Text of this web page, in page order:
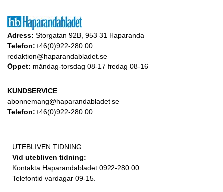
Adress: Storgatan 92B, 953 31 Haparanda
Telefon:+46(0)922-280 00
redaktion@haparandabladet.se
Öppet: måndag-torsdag 08-17 fredag 08-16
KUNDSERVICE
abonnemang@haparandabladet.se
Telefon:+46(0)922-280 00
UTEBLIVEN TIDNING
Vid utebliven tidning:
Kontakta Haparandabladet 0922-280 00.
Telefontid vardagar 09-15.